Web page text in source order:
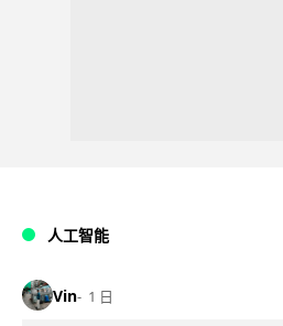
人工智能
Vin 1 日